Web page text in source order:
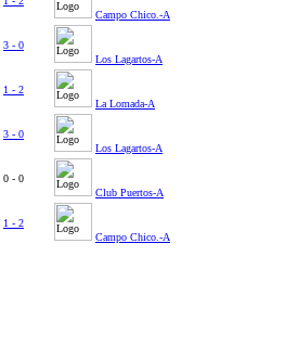
Campo Chico.-A
3 - 0
Los Lagartos-A
1 - 2
La Lomada-A
3 - 0
Los Lagartos-A
0 - 0
Club Puertos-A
1 - 2
Campo Chico.-A